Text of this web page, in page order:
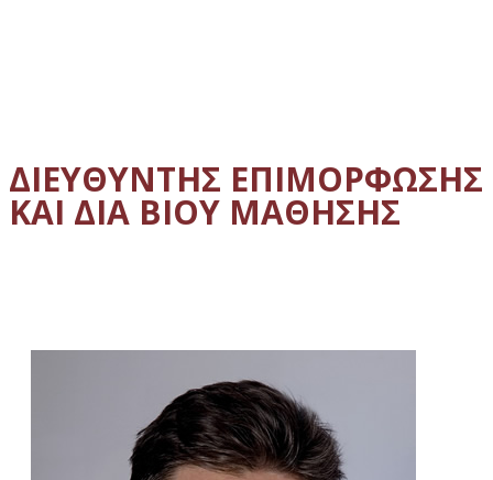
ΔΙΕΥΘΥΝΤΗΣ ΕΠΙΜΟΡΦΩΣΗΣ
ΚΑΙ ΔΙΑ ΒΙΟΥ ΜΑΘΗΣΗΣ